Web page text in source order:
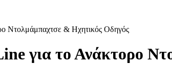
Ντολμάμπαχτσε & Ηχητικός Οδηγός
για το Ανάκτορο